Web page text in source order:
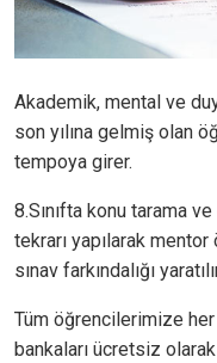
Akademik, mental ve
son yılına gelmiş olan
tempoya girer.
8.Sınıfta konu tarama
tekrarı yapılarak
sınav farkındalığı
Tüm öğrencilerimize
bankaları ücretsiz